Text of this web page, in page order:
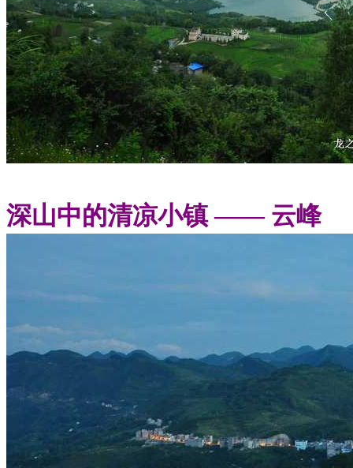
深山中的清凉小镇 —— 云峰